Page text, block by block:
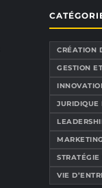
CRÉATION
GESTION
JURIDIQUE
VIE